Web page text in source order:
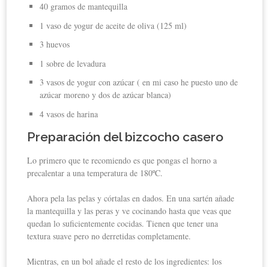
40 gramos de mantequilla
1 vaso de yogur de aceite de oliva (125 ml)
3 huevos
1 sobre de levadura
3 vasos de yogur con azúcar ( en mi caso he puesto uno de
azúcar moreno y dos de azúcar blanca)
4 vasos de harina
Preparación del bizcocho casero
Lo primero que te recomiendo es que pongas el horno a
precalentar a una temperatura de 180ºC.
Ahora pela las pelas y córtalas en dados. En una sartén añade
la mantequilla y las peras y ve cocinando hasta que veas que
quedan lo suficientemente cocidas. Tienen que tener una
textura suave pero no derretidas completamente.
Mientras, en un bol añade el resto de los ingredientes: los